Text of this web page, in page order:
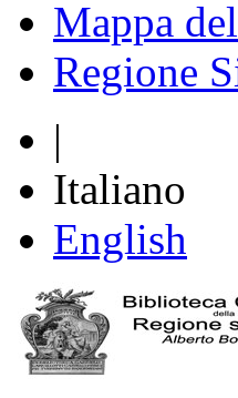
Mappa
Regione
|
Italiano
English